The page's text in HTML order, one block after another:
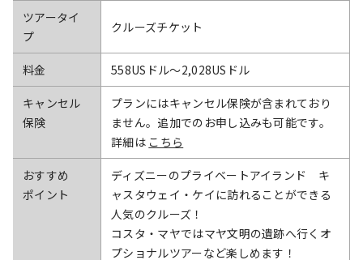
ツアータイ
プ
クルーズチケット
料金 558USドル〜2,028USドル
キャンセル
保険
プランにはキャンセル保険が含まれており
ません。追加でのお申し込みも可能です。
詳細は こちら
おすすめ
ポイント
ディズニーのプライベートアイランド キ
ャスタウェイ・ケイに訪れることができる
人気のクルーズ！
コスタ・マヤではマヤ文明の遺跡へ行くオ
プショナルツアーなど楽しめます！